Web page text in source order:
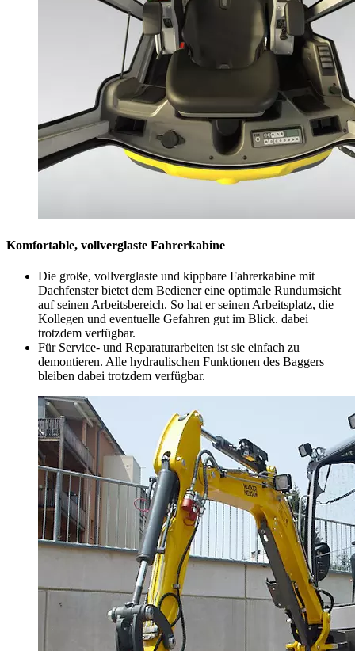
Komfortable, vollverglaste Fahrerkabine
Die große, vollverglaste und kippbare Fahrerkabine mit
Dachfenster bietet dem Bediener eine optimale Rundumsicht
auf seinen Arbeitsbereich. So hat er seinen Arbeitsplatz, die
Kollegen und eventuelle Gefahren gut im Blick. dabei
trotzdem verfügbar.
Für Service- und Reparaturarbeiten ist sie einfach zu
demontieren. Alle hydraulischen Funktionen des Baggers
bleiben dabei trotzdem verfügbar.